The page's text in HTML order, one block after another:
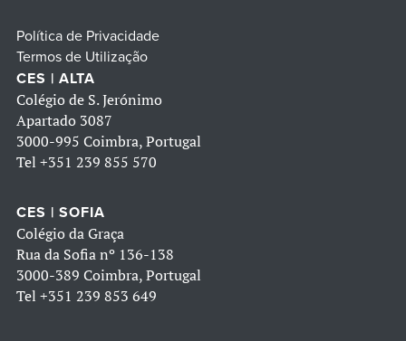
Política de Privacidade
Termos de Utilização
CES | ALTA
Colégio de S. Jerónimo
Apartado 3087
3000-995 Coimbra, Portugal
Tel +351 239 855 570
CES | SOFIA
Colégio da Graça
Rua da Sofia nº 136-138
3000-389 Coimbra, Portugal
Tel +351 239 853 649